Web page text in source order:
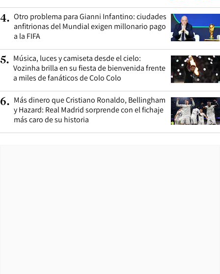
4. Otro problema para Gianni Infantino: ciudades
anfitrionas del Mundial exigen millonario pago
a la FIFA
5. Música, luces y camiseta desde el cielo:
Vozinha brilla en su fiesta de bienvenida frente
a miles de fanáticos de Colo Colo
6. Más dinero que Cristiano Ronaldo, Bellingham
y Hazard: Real Madrid sorprende con el fichaje
más caro de su historia